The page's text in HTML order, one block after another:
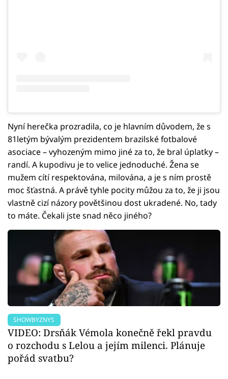
Nyní herečka prozradila, co je hlavním důvodem, že s
81letým bývalým prezidentem brazilské fotbalové
asociace – vyhozeným mimo jiné za to, že bral úplatky –
randí. A kupodivu je to velice jednoduché. Žena se
mužem cítí respektována, milována, a je s ním prostě
moc šťastná. A právě tyhle pocity můžou za to, že ji jsou
vlastně cizí názory povětšinou dost ukradené. No, tady
to máte. Čekali jste snad něco jiného?
SHOWBYZNYS
VIDEO: Drsňák Vémola konečně řekl pravdu
o rozchodu s Lelou a jejím milenci. Plánuje
pořád svatbu?